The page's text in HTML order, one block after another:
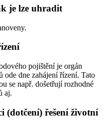
je lze uhradit
pojištění je orgán
ode dne zahájení řízení. Tato
se např. došetřují rozhodné
aj.
(dotčení) řešení životní